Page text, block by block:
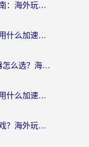
热血传奇回国加速器下载指南：海外玩家如何流畅砍怪不卡顿？
海外党必看：国外炫舞时代用什么加速器比较好？解决延迟卡顿的终极方案
美国玩剑网3指尖江湖加速器怎么选？海外党亲测避坑指南
境外玩反恐精英：全球攻势用什么加速器？2026海外玩家亲测实用指南
少女前线在国外怎么加速游戏？海外玩家必看的国服游戏畅玩指南